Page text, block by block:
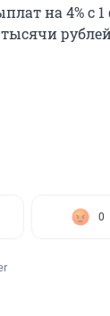
на 4% с
0